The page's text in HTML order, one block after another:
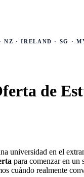
NZ · IRELAND · SG ·
de
universidad en el
para comenzar en un
cuándo realmente